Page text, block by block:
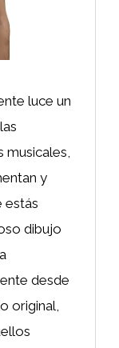
luce un
musicales,
y
estás
dibujo
desde
original,